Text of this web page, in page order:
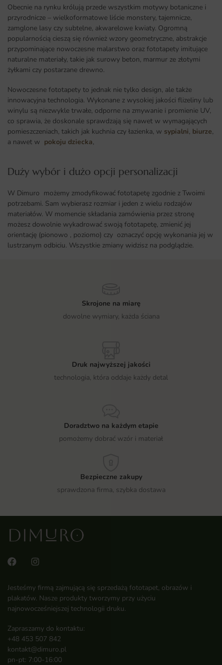
Obecnie na rynku królują przede wszystkim motywy botaniczne i
przyrodnicze – wielkoformatowe liście monstery, tajemnicze,
zamglone lasy czy subtelne, akwarelowe kwiaty. Ogromną
popularnością cieszą się również wzory geometryczne, abstrakcje
przypominające nowoczesne malarstwo oraz fototapety imitujące
naturalne materiały, takie jak surowy beton, marmur ze złotymi
żyłkami czy postarzane drewno.
Nowoczesne fototapety to jednak nie tylko design, ale także
innowacyjna technologia. Wykonane z wysokiej jakości flizeliny lub
winylu są niezwykle trwałe, odporne na zmywanie i promienie UV,
co sprawia, że doskonale sprawdzają się nawet w wymagających
pomieszczeniach, takich jak kuchnia czy łazienka, w sypialni, biurze,
a nawet w pokoju dziecka,
Duży wybór i dużo opcji personalizacji ​
W Dimuro możemy zmodyfikować fototapetę zgodnie z Twoimi
potrzebami. Sam wybierasz rozmiar i jeden z wielu rodzajów
materiałów. W momencie składania zamówienia przez stronę
możesz dowolnie wykadrować swoją fototapetę, zmienić jej
orientację (pionowo , poziomo) czy oznaczyć opcję wykonania jej w
lustrzanym odbiciu. Wszystkie zmiany widzisz na podglądzie.
Skrojone na miarę
dowolne wymiary, każda ściana
Druk najwyższej jakości
technologia, która oddaje każdy detal
Doradztwo na każdym etapie
pomożemy dobrać wzór i materiał
Bezpieczne zakupy
sprawdzona firma, szybka dostawa
Jesteśmy firmą zajmującą się sprzedażą fototapet, obrazów i
plakatów. Nasze produkty tworzymy przy użyciu
najnowocześniejszej technologii druku.
Zapraszamy do kontaktu:
+48 453 507 842
kontakt@dimuro.pl
pn-pt: 7:00-16:00